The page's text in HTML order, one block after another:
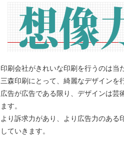
印刷会社がきれいな印刷を行うのは当
三森印刷にとって、綺麗なデザインを
広告が広告である限り、デザインは芸
ます。
より訴求力があり、より広告力のある
していきます。